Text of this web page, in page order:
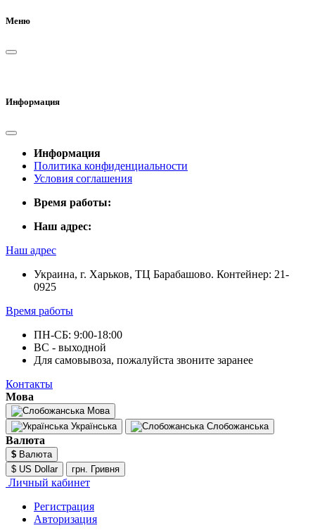
Меню
Информация
Информация
Политика конфиденциальности
Условия соглашения
Время работы:
Наш адрес:
Наш адрес
Украина, г. Харьков, ТЦ Барабашово. Контейнер: 21-
0925
Время работы
ПН-СБ: 9:00-18:00
ВС - выходной
Для самовывоза, пожалуйста звоните заранее
Контакты
Мова
Мова
Українська
Слобожанська
Валюта
$ Валюта
$ US Dollar
грн. Гривня
Личный кабинет
Регистрация
Авторизация